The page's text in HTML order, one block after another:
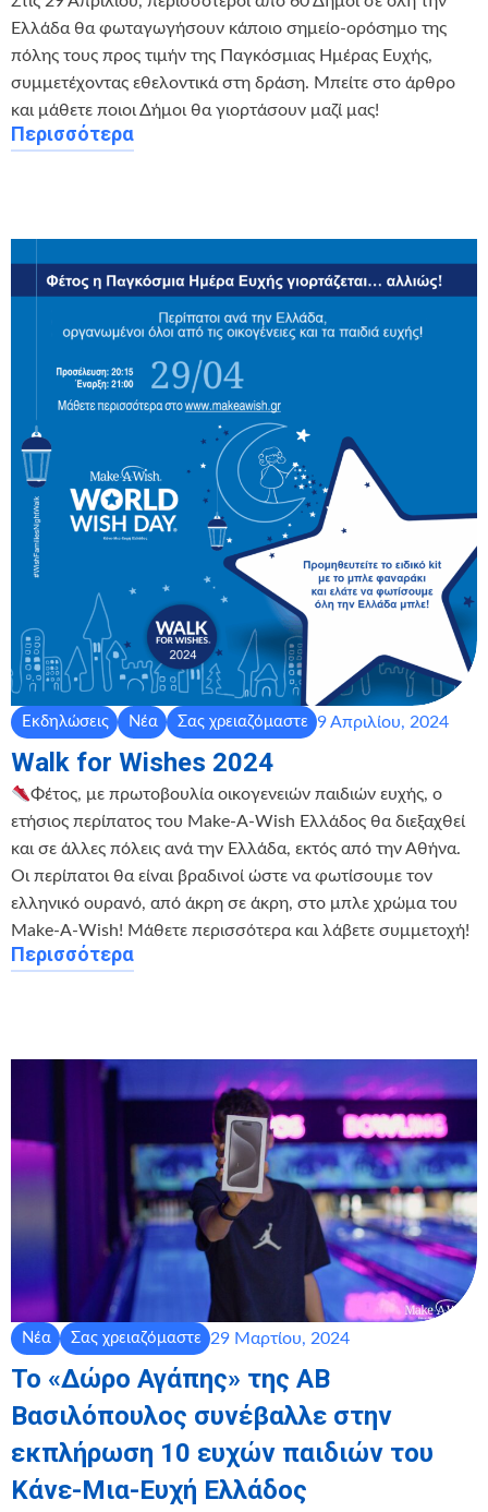
Ελλάδα θα φωταγωγήσουν κάποιο σημείο-ορόσημο της
πόλης τους προς τιμήν της Παγκόσμιας Ημέρας Ευχής,
συμμετέχοντας εθελοντικά στη δράση. Μπείτε στο άρθρο
και μάθετε ποιοι Δήμοι θα γιορτάσουν μαζί μας!
Περισσότερα
Εκδηλώσεις Νέα Σας χρειαζόμαστε 9 Απριλίου, 2024
Walk for Wishes 2024
Φέτος, με πρωτοβουλία οικογενειών παιδιών ευχής, ο
ετήσιος περίπατος του Make-A-Wish Ελλάδος θα διεξαχθεί
και σε άλλες πόλεις ανά την Ελλάδα, εκτός από την Αθήνα.
Oι περίπατοι θα είναι βραδινοί ώστε να φωτίσουμε τον
ελληνικό ουρανό, από άκρη σε άκρη, στο μπλε χρώμα του
Make-A-Wish! Μάθετε περισσότερα και λάβετε συμμετοχή!
Περισσότερα
Νέα Σας χρειαζόμαστε 29 Μαρτίου, 2024
Το «Δώρο Αγάπης» της ΑΒ
Βασιλόπουλος συνέβαλλε στην
εκπλήρωση 10 ευχών παιδιών του
Κάνε-Μια-Ευχή Ελλάδος